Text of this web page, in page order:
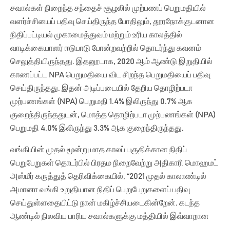
சவால்கள் நிறைந்த சந்தைச் சூழலில் முற்பணப் பெறுமதியில்
வளர்ச்சியைப் பதிவு செய்திருந்த போதிலும், தூரநோக்குடனான
நிதிப்பட்டியல் முகாமைத்துவம் மற்றும் உரிய காலத்தில்
வாடிக்கையாளர் ஈடுபாடு போன்றவற்றில் தொடர்ந்து கவனம்
செலுத்தியிருந்தது. இதனூடாக, 2020 ஆம் ஆண்டு இறுதியில்
காணப்பட்ட NPA பெறுமதியை விட சிறந்த பெறுமதியைப் பதிவு
செய்திருந்தது. இதன் அடிப்படையில் தேறிய தொழிற்படா
முற்பணங்கள் (NPA) பெறுமதி 1.4% இலிருந்து 0.7% ஆக
குறைந்திருந்ததுடன், மொத்த தொழிற்படா முற்பணங்கள் (NPA)
பெறுமதி 4.0% இலிருந்து 3.3% ஆக குறைந்திருந்தது.
வங்கியின் முதல் மூன்று மாத காலப் பகுதிக்கான நிதிப்
பெறுபேறுகள் தொடர்பில் பிரதம நிறைவேற்று அதிகாரி மொஹமட்
அஸ்மீர் கருத்துத் தெரிவிக்கையில், “2021 முதல் காலாண்டில்
அமானா வங்கி உறுதியான நிதிப் பெறுபேறுகளைப் பதிவு
செய்துள்ளதையிட்டு நான் மகிழ்ச்சியடைகின்றேன். கடந்த
ஆண்டில் நிலவிய பாரிய சவால்களுக்கு மத்தியில் இவ்வாறான